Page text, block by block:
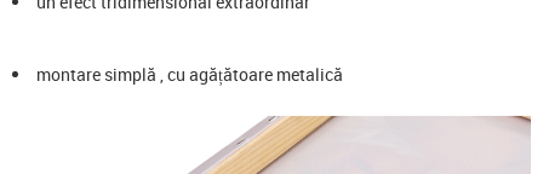
montare simplă , cu agățătoare metalică